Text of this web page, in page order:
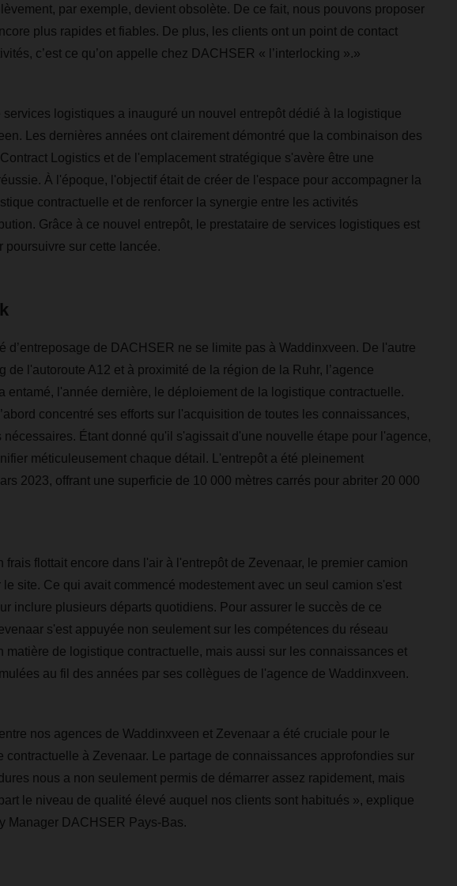
par exemple, devient obsolète. De ce fait, nous pouvons proposer
plus rapides et fiables. De plus, les clients ont un point de contact
c’est ce qu’on appelle chez DACHSER « l’interlocking ».»
services logistiques a inauguré un nouvel entrepôt dédié à la logistique
Les dernières années ont clairement démontré que la combinaison des
Logistics et de l'emplacement stratégique s'avère être une
À l'époque, l'objectif était de créer de l'espace pour accompagner la
contractuelle et de renforcer la synergie entre les activités
Grâce à ce nouvel entrepôt, le prestataire de services logistiques est
poursuivre sur cette lancée.
d’entreposage de DACHSER ne se limite pas à Waddinxveen. De l'autre
de l'autoroute A12 et à proximité de la région de la Ruhr, l’agence
entamé, l'année dernière, le déploiement de la logistique contractuelle.
concentré ses efforts sur l'acquisition de toutes les connaissances,
nécessaires. Étant donné qu'il s'agissait d'une nouvelle étape pour l'agence,
méticuleusement chaque détail. L'entrepôt a été pleinement
2023, offrant une superficie de 10 000 mètres carrés pour abriter 20 000
frais flottait encore dans l'air à l'entrepôt de Zevenaar, le premier camion
site. Ce qui avait commencé modestement avec un seul camion s'est
inclure plusieurs départs quotidiens. Pour assurer le succès de ce
s'est appuyée non seulement sur les compétences du réseau
matière de logistique contractuelle, mais aussi sur les connaissances et
au fil des années par ses collègues de l'agence de Waddinxveen.
nos agences de Waddinxveen et Zevenaar a été cruciale pour le
contractuelle à Zevenaar. Le partage de connaissances approfondies sur
nous a non seulement permis de démarrer assez rapidement, mais
le niveau de qualité élevé auquel nos clients sont habitués », explique
Manager DACHSER Pays-Bas.